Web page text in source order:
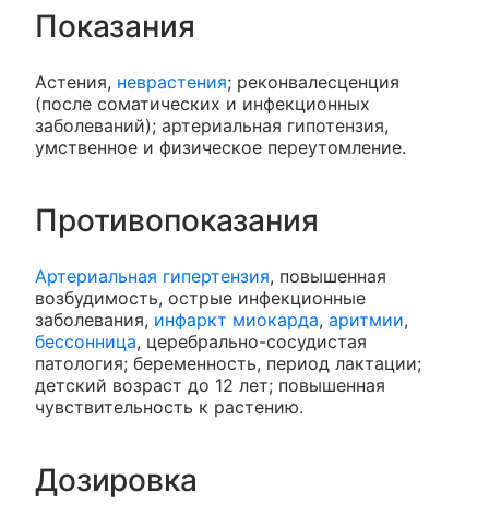
Показания
Астения, неврастения; реконвалесценция
(после соматических и инфекционных
заболеваний); артериальная гипотензия,
умственное и физическое переутомление.
Противопоказания
Артериальная гипертензия, повышенная
возбудимость, острые инфекционные
заболевания, инфаркт миокарда, аритмии,
бессонница, церебрально-сосудистая
патология; беременность, период лактации;
детский возраст до 12 лет; повышенная
чувствительность к растению.
Дозировка